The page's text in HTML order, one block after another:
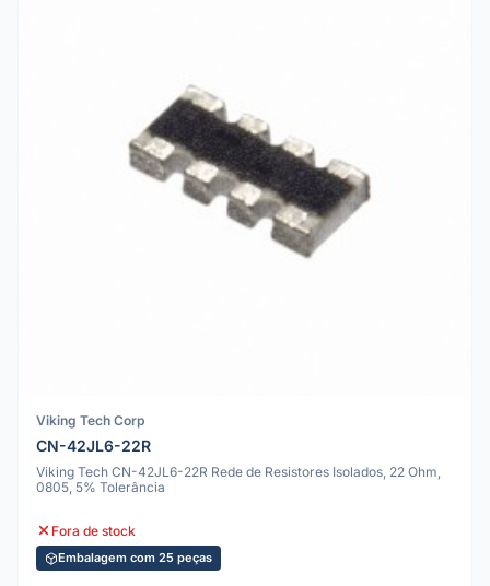
Viking Tech Corp
CN-42JL6-22R
Viking Tech CN-42JL6-22R Rede de Resistores Isolados, 22 Ohm,
0805, 5% Tolerância
Fora de stock
Embalagem com 25 peças